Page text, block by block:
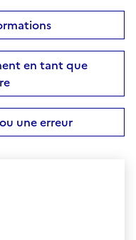
en tant que
une erreur